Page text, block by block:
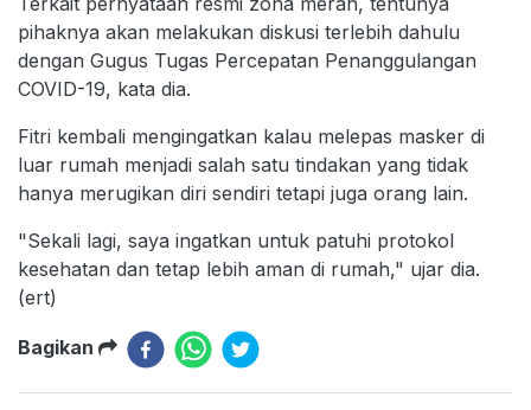
pihaknya akan melakukan diskusi terlebih dahulu
dengan Gugus Tugas Percepatan Penanggulangan
COVID-19, kata dia.
Fitri kembali mengingatkan kalau melepas masker di
luar rumah menjadi salah satu tindakan yang tidak
hanya merugikan diri sendiri tetapi juga orang lain.
"Sekali lagi, saya ingatkan untuk patuhi protokol
kesehatan dan tetap lebih aman di rumah," ujar dia.
(ert)
Bagikan